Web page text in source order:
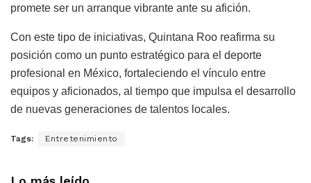
promete ser un arranque vibrante ante su afición.
Con este tipo de iniciativas, Quintana Roo reafirma su
posición como un punto estratégico para el deporte
profesional en México, fortaleciendo el vínculo entre
equipos y aficionados, al tiempo que impulsa el desarrollo
de nuevas generaciones de talentos locales.
Tags: Entretenimiento